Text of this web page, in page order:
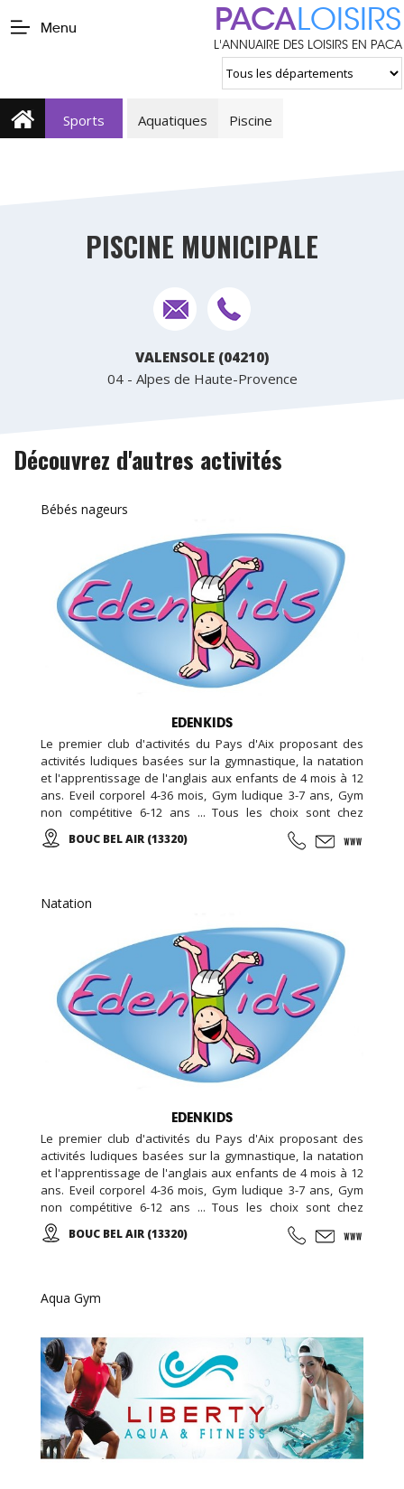
Menu PACALOISIRS
L'ANNUAIRE DES LOISIRS EN PACA
Sports Aquatiques Piscine
PISCINE MUNICIPALE
VALENSOLE (04210)
04 - Alpes de Haute-Provence
Découvrez d'autres activités
Bébés nageurs
EDENKIDS
Le premier club d'activités du Pays d'Aix proposant des
activités ludiques basées sur la gymnastique, la natation
et l'apprentissage de l'anglais aux enfants de 4 mois à 12
ans. Eveil corporel 4-36 mois, Gym ludique 3-7 ans, Gym
non compétitive 6-12 ans ... Tous les choix sont chez
EDENKIDS !
BOUC BEL AIR (13320)
Natation
EDENKIDS
Le premier club d'activités du Pays d'Aix proposant des
activités ludiques basées sur la gymnastique, la natation
et l'apprentissage de l'anglais aux enfants de 4 mois à 12
ans. Eveil corporel 4-36 mois, Gym ludique 3-7 ans, Gym
non compétitive 6-12 ans ... Tous les choix sont chez
EDENKIDS !
BOUC BEL AIR (13320)
Aqua Gym